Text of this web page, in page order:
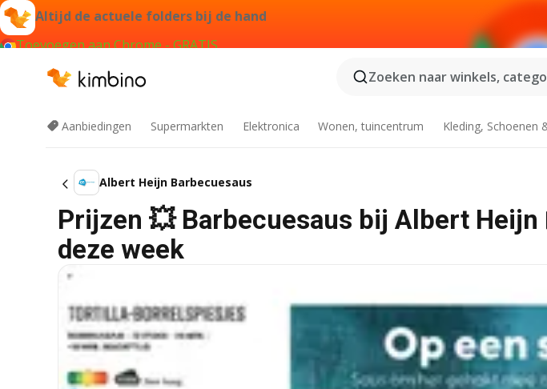
Altijd de actuele folders bij de hand
Toevoegen aan Chrome - GRATIS
Zoeken naar winkels,
Aanbiedingen Supermarkten Elektronica Wonen, tuincentrum Kleding, Schoenen
Albert Heijn Barbecuesaus
Prijzen 💥 Barbecuesaus bij Albert
deze week